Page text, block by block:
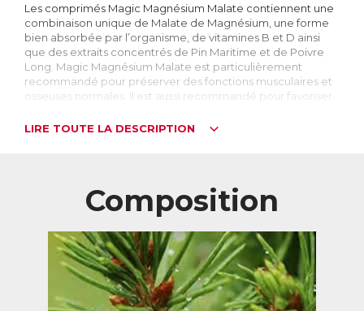
Les comprimés Magic Magnésium Malate contiennent une
combinaison unique de Malate de Magnésium, une forme
bien absorbée par l’organisme, de vitamines B et D ainsi
que des extraits concentrés de Pin Maritime et de Poivre
Long. Magic Magnésium Malate est particulièrement
recommandé pour préserver des fonctions musculaires et
osseuses normales. Il est aussi recommandé pour favoriser
dans l’organisme, le corps en renferme approximativement
25g dont environ la moitié se situe dans les os et les dents,
un quart dans les muscles et un quart réparti entre le
système nerveux, le foie, les reins, ...
A quoi sert-il ?
Indispensable à la bonne santé du corps, le magnésium
intervient dans plus de 300 fonctions biochimiques. On
LIRE TOUTE LA DESCRIPTION
Composition